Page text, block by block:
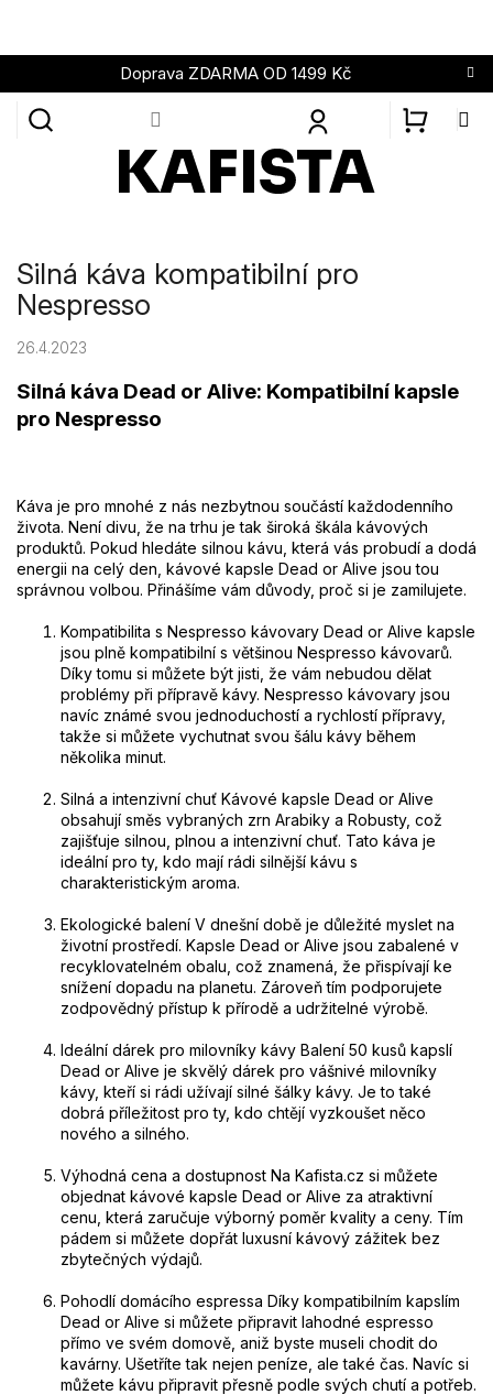
obsah
Doprava ZDARMA OD 1499 Kč
Silná káva kompatibilní pro
Nespresso
26.4.2023
Silná káva Dead or Alive: Kompatibilní kapsle
pro Nespresso
Káva je pro mnohé z nás nezbytnou součástí každodenního
života. Není divu, že na trhu je tak široká škála kávových
produktů. Pokud hledáte silnou kávu, která vás probudí a dodá
energii na celý den, kávové kapsle Dead or Alive jsou tou
správnou volbou. Přinášíme vám důvody, proč si je zamilujete.
Kompatibilita s Nespresso kávovary Dead or Alive kapsle
jsou plně kompatibilní s většinou Nespresso kávovarů.
Díky tomu si můžete být jisti, že vám nebudou dělat
problémy při přípravě kávy. Nespresso kávovary jsou
navíc známé svou jednoduchostí a rychlostí přípravy,
takže si můžete vychutnat svou šálu kávy během
několika minut.
Silná a intenzivní chuť Kávové kapsle Dead or Alive
obsahují směs vybraných zrn Arabiky a Robusty, což
zajišťuje silnou, plnou a intenzivní chuť. Tato káva je
ideální pro ty, kdo mají rádi silnější kávu s
charakteristickým aroma.
Ekologické balení V dnešní době je důležité myslet na
životní prostředí. Kapsle Dead or Alive jsou zabalené v
recyklovatelném obalu, což znamená, že přispívají ke
snížení dopadu na planetu. Zároveň tím podporujete
zodpovědný přístup k přírodě a udržitelné výrobě.
Ideální dárek pro milovníky kávy Balení 50 kusů kapslí
Dead or Alive je skvělý dárek pro vášnivé milovníky
kávy, kteří si rádi užívají silné šálky kávy. Je to také
dobrá příležitost pro ty, kdo chtějí vyzkoušet něco
nového a silného.
Výhodná cena a dostupnost Na Kafista.cz si můžete
objednat kávové kapsle Dead or Alive za atraktivní
cenu, která zaručuje výborný poměr kvality a ceny. Tím
pádem si můžete dopřát luxusní kávový zážitek bez
zbytečných výdajů.
Pohodlí domácího espressa Díky kompatibilním kapslím
Dead or Alive si můžete připravit lahodné espresso
přímo ve svém domově, aniž byste museli chodit do
kavárny. Ušetříte tak nejen peníze, ale také čas. Navíc si
můžete kávu připravit přesně podle svých chutí a potřeb.